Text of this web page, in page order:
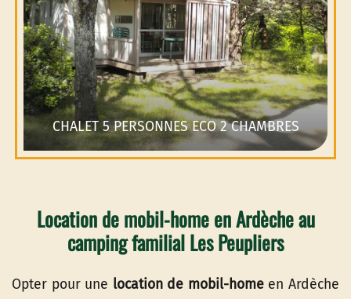
CHALET 5 PERSONNES ECO 2 CHAMBRES
Location de mobil-home en Ardèche au
camping familial Les Peupliers
Opter pour une location de mobil-home en Ardèche